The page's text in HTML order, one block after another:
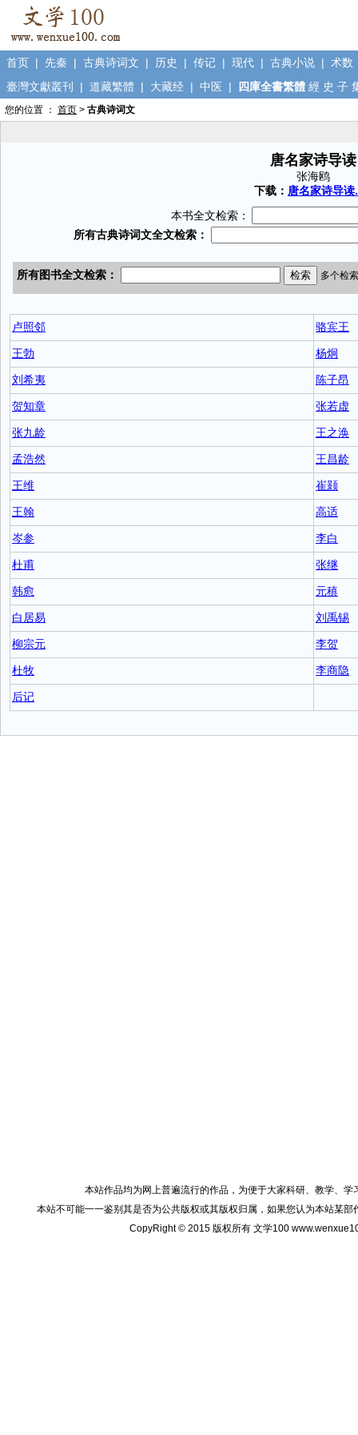
首页 | 先秦 | 古典诗词文 | 历史 | 传记 | 现代 | 古典小说 | 术数
臺灣文獻叢刊
| 道藏繁體 | 大藏经 | 中医 | 四庫全書繁體 經 史 子
您的位置 ： 首页 > 古典诗词文
唐名家诗导读
张海鸥
下载： 唐名家诗导
本书全文检索：
卢照邻 骆宾王
王勃 杨炯
刘希夷 陈子昂
贺知章 张若虚
张九龄 王之涣
孟浩然 王昌龄
王维 崔颢
王翰 高适
岑参 李白
杜甫 张继
韩愈 元稹
白居易 刘禹锡
柳宗元 李贺
杜牧 李商隐
后记
本站作品均为网上普遍流行的作品，为便于大家科研、教学、
本站不可能一一鉴别其是否为公共版权或其版权归属，如果您认为本站某
CopyRight © 2015 版权所有 文学100